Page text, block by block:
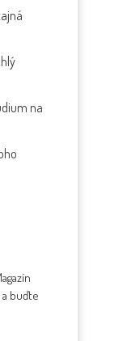
na
buďte